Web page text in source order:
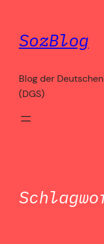
springen
SozBlog
Blog der
(DGS)